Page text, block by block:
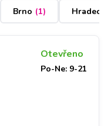
Brno (1) Hradec
Otevřeno
Po-Ne: 9-21